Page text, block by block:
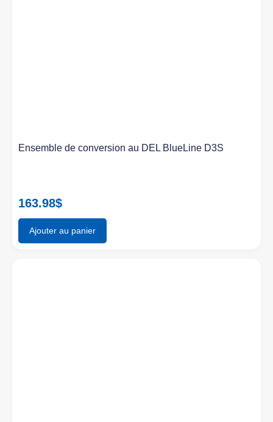
Ensemble de conversion au DEL BlueLine D3S
163.98$
Ajouter au panier